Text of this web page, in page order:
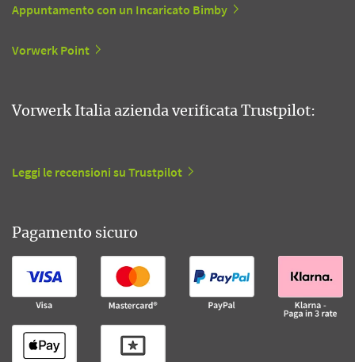
Appuntamento con un Incaricato Bimby
Vorwerk Point
Vorwerk Italia azienda verificata Trustpilot:
Leggi le recensioni su Trustpilot
Pagamento sicuro